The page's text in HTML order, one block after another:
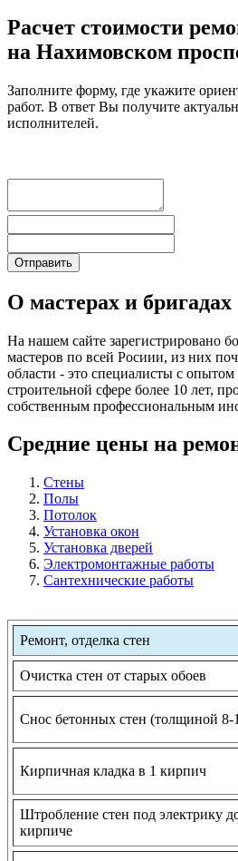
Расчет стоимости
на Нахимовском
Заполните форму, где укажите
работ. В ответ Вы получите
исполнителей.
О мастерах и бригадах
На нашем сайте зарегистрировано
мастеров по всей Росиии, из них
области - это специалисты с
строительной сфере более 10 лет,
собственным профессиональным
Средние цены на
Стены
Полы
Потолок
Установка окон
Установка дверей
Электромонтажные работы
Сантехнические работы
Ремонт, отделка стен
Очистка стен от старых обоев
Снос бетонных стен (толщиной 8-
Кирпичная кладка в 1 кирпич
Штробление стен под электрику
кирпиче